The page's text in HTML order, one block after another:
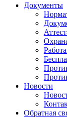
Документы
Новости
Обратная